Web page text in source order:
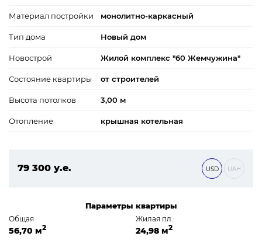
Материал постройки монолитно-каркасный
Тип дома Новый дом
Новострой Жилой комплекс "60 Жемчужина"
Состояние квартиры от строителей
Высота потолков 3,00 м
Отопление крышная котельная
79 300 у.е.
USD UAH
Параметры квартиры
Общая
56,70 м2
Жилая пл.:
24,98 м2